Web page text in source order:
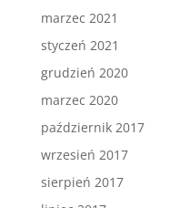
marzec 2021
styczeń 2021
grudzień 2020
marzec 2020
październik 2017
wrzesień 2017
sierpień 2017